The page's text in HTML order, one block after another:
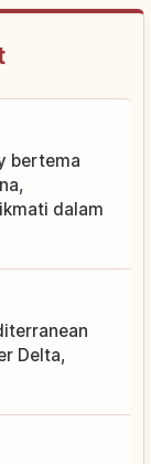
bertema
dalam
Delta,